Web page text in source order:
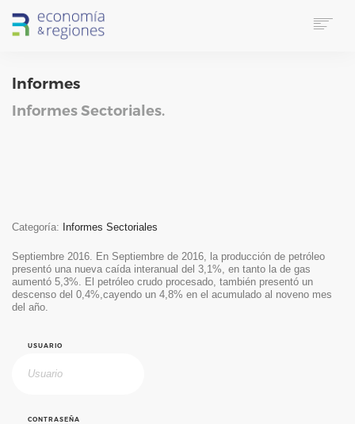
SOBRE E&R
Informes
Informes Sectoriales.
Categoría: Informes Sectoriales
Septiembre 2016. En Septiembre de 2016, la producción de petróleo
presentó una nueva caída interanual del 3,1%, en tanto la de gas
aumentó 5,3%. El petróleo crudo procesado, también presentó un
descenso del 0,4%,cayendo un 4,8% en el acumulado al noveno mes
del año.
USUARIO
CONTRASEÑA